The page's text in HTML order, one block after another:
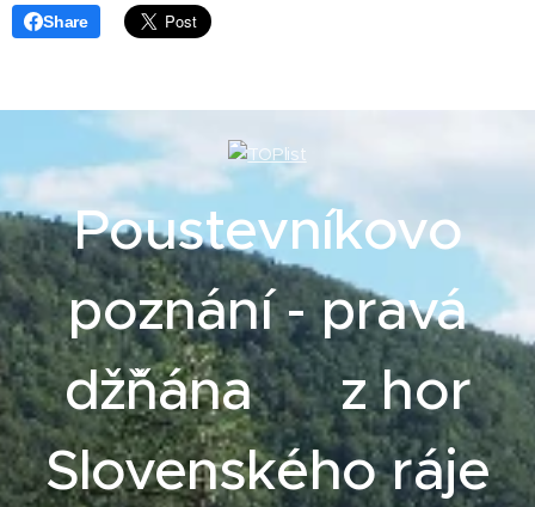
Share
Poustevníkovo
poznání - pravá
džˇňána z hor
Slovenského ráje